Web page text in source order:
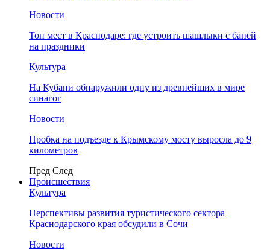
Новости
Топ мест в Краснодаре: где устроить шашлыки с баней
на праздники
Культура
На Кубани обнаружили одну из древнейших в мире
синагог
Новости
Пробка на подъезде к Крымскому мосту выросла до 9
километров
Пред След
Происшествия
Культура
Перспективы развития туристического сектора
Краснодарского края обсудили в Сочи
Новости